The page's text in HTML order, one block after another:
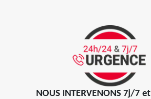
NOUS INTERVENONS 7j/7